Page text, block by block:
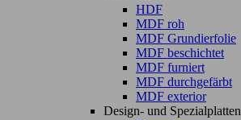
HDF
MDF roh
MDF Grundierfolie
MDF beschichtet
MDF furniert
MDF durchgefärbt
MDF exterior
Design- und Spezialplatten